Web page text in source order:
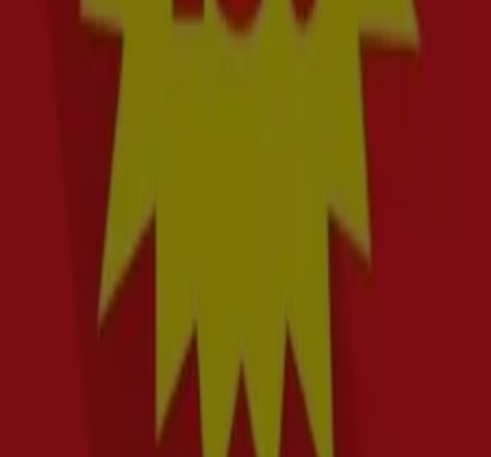
Erbjudanden på Prima:4
Billigaste erbjudandena:
Bästa rabatten:
Senaste erbjudandet:
Tiendeo är en del av Shopfully, teknikföretaget som
återuppfinner lokal shopping över hela världen.
Affärslösningar